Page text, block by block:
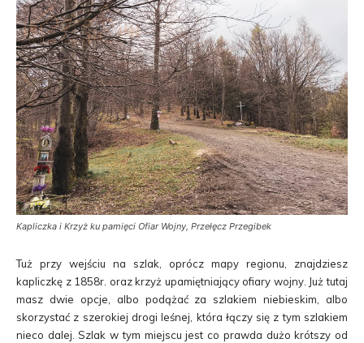
Kapliczka i Krzyż ku pamięci Ofiar Wojny, Przełęcz Przegibek
Tuż przy wejściu na szlak, oprócz mapy regionu, znajdziesz
kapliczkę z 1858r. oraz krzyż upamiętniający ofiary wojny. Już tutaj
masz dwie opcje, albo podążać za szlakiem niebieskim, albo
skorzystać z szerokiej drogi leśnej, która łączy się z tym szlakiem
nieco dalej. Szlak w tym miejscu jest co prawda dużo krótszy od